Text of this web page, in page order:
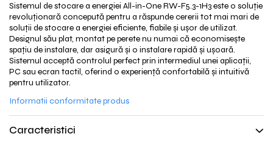
Sistemul de stocare a energiei All-in-One RW-F5.3-1H3 este o soluție
revoluționară concepută pentru a răspunde cererii tot mai mari de
soluții de stocare a energiei eficiente, fiabile și ușor de utilizat.
Designul său plat, montat pe perete nu numai că economisește
spațiu de instalare, dar asigură și o instalare rapidă și ușoară.
Sistemul acceptă controlul perfect prin intermediul unei aplicații,
PC sau ecran tactil, oferind o experiență confortabilă și intuitivă
pentru utilizator.
Informatii conformitate produs
Caracteristici